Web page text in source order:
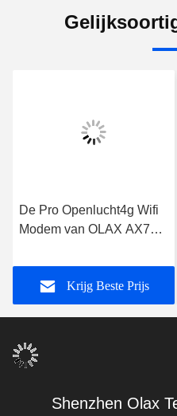
De Pro Openlucht4g Wifi
Modem van OLAX AX7
5000mah 300mbps
Krijg Beste Prijs
Shenzhen Olax